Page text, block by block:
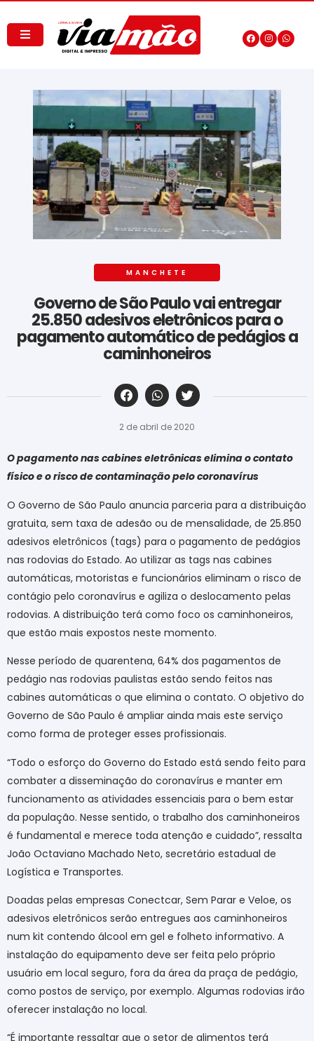
MANCHETE
Governo de São Paulo vai entregar
25.850 adesivos eletrônicos para o
pagamento automático de pedágios a
caminhoneiros
‎ ‎ ‎ ‎ ‎ ‎ ‎ ‎ ‎ ‎ ‎ ‎ ‎ ‎ ‎ ‎ ‎ ‎ ‎ ‎ ‎ ‎ ‎ ‎ ‎ ‎ ‎ ‎ ‎ ‎ ‎
2 de abril de 2020
O pagamento nas cabines eletrônicas elimina o contato
físico e o risco de contaminação pelo coronavírus
O Governo de São Paulo anuncia parceria para a distribuição
gratuita, sem taxa de adesão ou de mensalidade, de 25.850
adesivos eletrônicos (tags) para o pagamento de pedágios
nas rodovias do Estado. Ao utilizar as tags nas cabines
automáticas, motoristas e funcionários eliminam o risco de
contágio pelo coronavírus e agiliza o deslocamento pelas
rodovias. A distribuição terá como foco os caminhoneiros,
que estão mais expostos neste momento.
Nesse período de quarentena, 64% dos pagamentos de
pedágio nas rodovias paulistas estão sendo feitos nas
cabines automáticas o que elimina o contato. O objetivo do
Governo de São Paulo é ampliar ainda mais este serviço
como forma de proteger esses profissionais.
“Todo o esforço do Governo do Estado está sendo feito para
combater a disseminação do coronavírus e manter em
funcionamento as atividades essenciais para o bem estar
da população. Nesse sentido, o trabalho dos caminhoneiros
é fundamental e merece toda atenção e cuidado”, ressalta
João Octaviano Machado Neto, secretário estadual de
Logística e Transportes.
Doadas pelas empresas Conectcar, Sem Parar e Veloe, os
adesivos eletrônicos serão entregues aos caminhoneiros
num kit contendo álcool em gel e folheto informativo. A
instalação do equipamento deve ser feita pelo próprio
usuário em local seguro, fora da área da praça de pedágio,
como postos de serviço, por exemplo. Algumas rodovias irão
oferecer instalação no local.
“É importante ressaltar que o setor de alimentos terá